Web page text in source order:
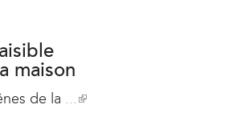
maison
de la ...(